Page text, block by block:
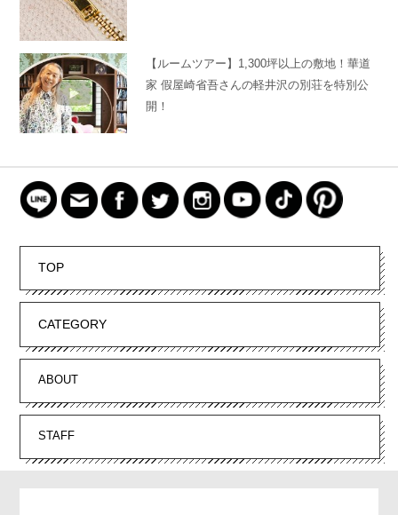
【ルームツアー】1,300坪以上の敷地！華道
家 假屋崎省吾さんの軽井沢の別荘を特別公
開！
TOP
CATEGORY
ABOUT
STAFF